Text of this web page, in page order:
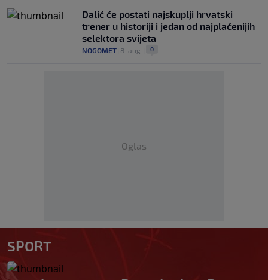
Dalić će postati najskuplji hrvatski
trener u historiji i jedan od najplaćenijih
selektora svijeta
NOGOMET 8. aug. 0
Oglas
SPORT